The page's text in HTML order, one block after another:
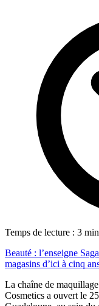
Temps de lecture : 3 min
Beauté : l’enseigne
magasins d’ici à cinq
La chaîne de
Cosmetics a ouvert le